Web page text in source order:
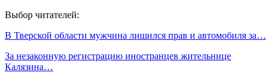
Выбор читателей:
В Тверской области мужчина лишился прав и автомобиля за…
За незаконную регистрацию иностранцев жительнице
Калязина…